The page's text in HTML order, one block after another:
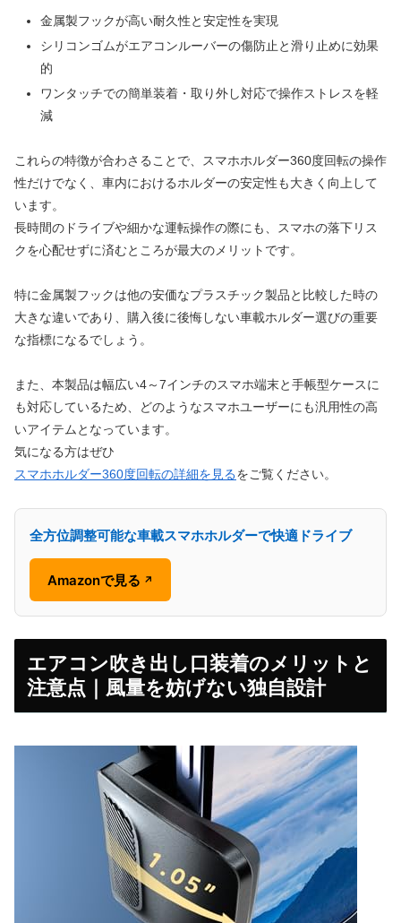
金属製フックが高い耐久性と安定性を実現
シリコンゴムがエアコンルーバーの傷防止と滑り止めに効果
的
ワンタッチでの簡単装着・取り外し対応で操作ストレスを軽
減
これらの特徴が合わさることで、スマホホルダー360度回転の操作
性だけでなく、車内におけるホルダーの安定性も大きく向上して
います。
長時間のドライブや細かな運転操作の際にも、スマホの落下リス
クを心配せずに済むところが最大のメリットです。
特に金属製フックは他の安価なプラスチック製品と比較した時の
大きな違いであり、購入後に後悔しない車載ホルダー選びの重要
な指標になるでしょう。
また、本製品は幅広い4～7インチのスマホ端末と手帳型ケースに
も対応しているため、どのようなスマホユーザーにも汎用性の高
いアイテムとなっています。
気になる方はぜひ
スマホホルダー360度回転の詳細を見るをご覧ください。
全方位調整可能な車載スマホホルダーで快適ドライブ
Amazonで見る ↗
エアコン吹き出し口装着のメリットと
注意点｜風量を妨げない独自設計